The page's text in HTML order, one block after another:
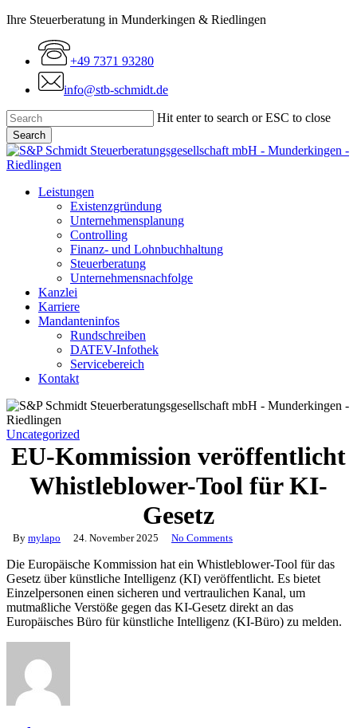
Skip
content
Ihre Steuerberatung in Munderkingen & Riedlingen
+49 7371 93280
info@stb-schmidt.de
Hit enter to search or ESC to close
Search
Close
Search
Menu
Leistungen
Existenzgründung
Unternehmensplanung
Controlling
Finanz- und Lohnbuchhaltung
Steuerberatung
Unternehmensnachfolge
Kanzlei
Karriere
Mandanteninfos
Rundschreiben
DATEV-Infothek
Servicebereich
Kontakt
Uncategorized
EU-Kommission veröffentlicht
Whistleblower-Tool für KI-
Gesetz
By mylapo 24. November 2025 No Comments
Die Europäische Kommission hat ein Whistleblower-Tool für das
Gesetz über künstliche Intelligenz (KI) veröffentlicht. Es bietet
Einzelpersonen einen sicheren und vertraulichen Kanal, um
mutmaßliche Verstöße gegen das KI-Gesetz direkt an das
Europäisches Büro für künstliche Intelligenz (KI-Büro) zu melden.